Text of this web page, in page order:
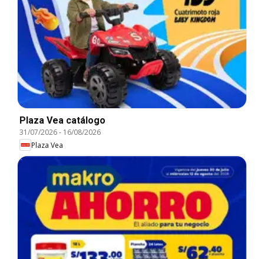
Plaza Vea catálogo
31/07/2026- 16/08/2026
Plaza Vea